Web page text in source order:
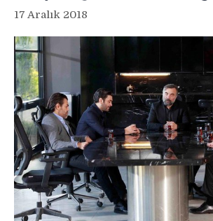
17 Aralık 2018